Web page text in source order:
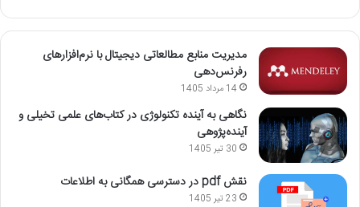
مدیریت منابع مطالعاتی دیجیتال با نرم‌افزارهای
رفرنس‌دهی
14 مرداد 1405
نگاهی به آینده تکنولوژی در کتاب‌های علمی تخیلی و
آینده‌پژوهی
30 تیر 1405
نقش pdf در دسترسی همگانی به اطلاعات
23 تیر 1405